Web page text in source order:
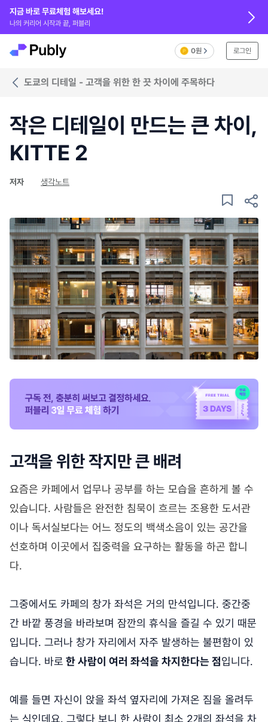
지금 바로 무료체험 해보세요!
나의 커리어 시작과 끝, 퍼블리
0원 로그인
도쿄의 디테일 - 고객을 위한 한 끗 차이에 주목하다
작은 디테일이 만드는 큰 차이,
KITTE 2
저자 생각노트
고객을 위한 작지만 큰 배려
요즘은 카페에서 업무나 공부를 하는 모습을 흔하게 볼 수
있습니다. 사람들은 완전한 침묵이 흐르는 조용한 도서관
이나 독서실보다는 어느 정도의 백색소음이 있는 공간을
선호하며 이곳에서 집중력을 요구하는 활동을 하곤 합니
다.
그중에서도 카페의 창가 좌석은 거의 만석입니다. 중간중
간 바깥 풍경을 바라보며 잠깐의 휴식을 즐길 수 있기 때문
입니다. 그러나 창가 자리에서 자주 발생하는 불편함이 있
습니다. 바로 한 사람이 여러 좌석을 차지한다는 점입니다.
예를 들면 자신이 앉을 좌석 옆자리에 가져온 짐을 올려두
는 식인데요. 그렇다 보니 한 사람이 최소 2개의 좌석을 차